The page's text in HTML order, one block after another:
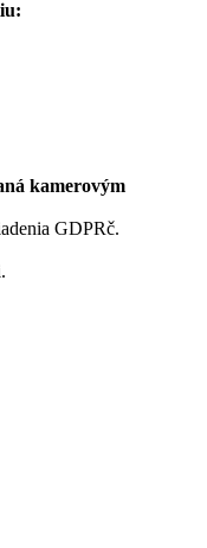
kamerovým
GDPRč.